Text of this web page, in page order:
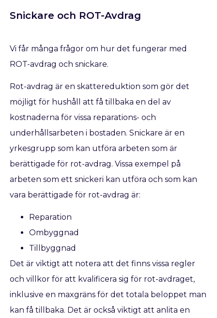
Snickare och ROT-Avdrag
Vi får många frågor om hur det fungerar med
ROT-avdrag och snickare.
Rot-avdrag är en skattereduktion som gör det
möjligt för hushåll att få tillbaka en del av
kostnaderna för vissa reparations- och
underhållsarbeten i bostaden. Snickare är en
yrkesgrupp som kan utföra arbeten som är
berättigade för rot-avdrag. Vissa exempel på
arbeten som ett snickeri kan utföra och som kan
vara berättigade för rot-avdrag är:
Reparation
Ombyggnad
Tillbyggnad
Det är viktigt att notera att det finns vissa regler
och villkor för att kvalificera sig för rot-avdraget,
inklusive en maxgräns för det totala beloppet man
kan få tillbaka. Det är också viktigt att anlita en